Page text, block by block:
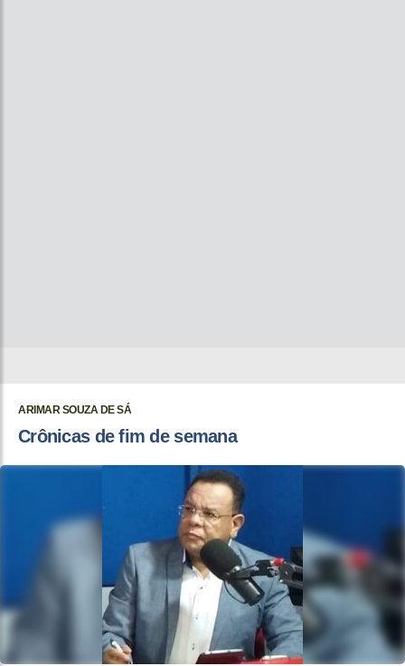
ARIMAR SOUZA DE SÁ
Crônicas de fim de semana